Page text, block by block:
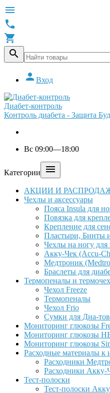




 Вход
Диабет-контроль
Контроль диабета - Защита
Вс 09:00—18:00
Категории 
АКЦИИ И
Чехлы и аксессуары
Пояса Insula для
Повязка для
Крепление для
Пластыри, Бинты
Чехлы на ногу
Акку-Чек (Accu-
Медтроник
Браслеты для
Термопеналы и
Чехол Freeze
Термопеналы
Чехол Frio
Сумки для Диа-
Мониторинг глюкозы
Мониторинг глюкозы
Мониторинг глюкозы
Расходные материалы к
Расходники
Расходники Акку-
Тест-полоски
Тест-полоски